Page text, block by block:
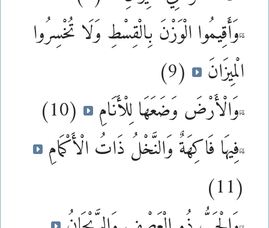
وَأَقِيمُوا الْوَزْنَ بِالْقِسْطِ وَلَا تُخْسِرُوا
الْمِيزَانَ
(9)
وَالْأَرْضَ وَضَعَهَا لِلْأَنَامِ
(10)
فِيهَا فَاكِهَةٌ وَالنَّخْلُ ذَاتُ الْأَكْمَامِ
(11)